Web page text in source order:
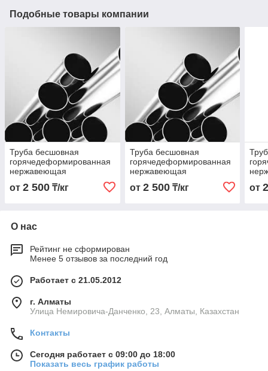
Подобные товары компании
Труба бесшовная
горячедеформированная
нержавеющая
45х3,0х6000 Марка
10Х17Н13М2Т
от 2 500 ₸/кг
Труба бесшовная
горячедеформированная
нержавеющая
38х3,0х6000 Марка
10Х17Н13М2Т
от 2 500₸/кг от
О нас
Рейтинг не сформирован
Менее 5 отзывов за последний год
Работает с 21.05.2012
г. Алматы
Улица Немировича-Данченко, 23, Алматы, Казахстан
Контакты
Сегодня работает с 09:00 до 18:00
Показать весь график работы